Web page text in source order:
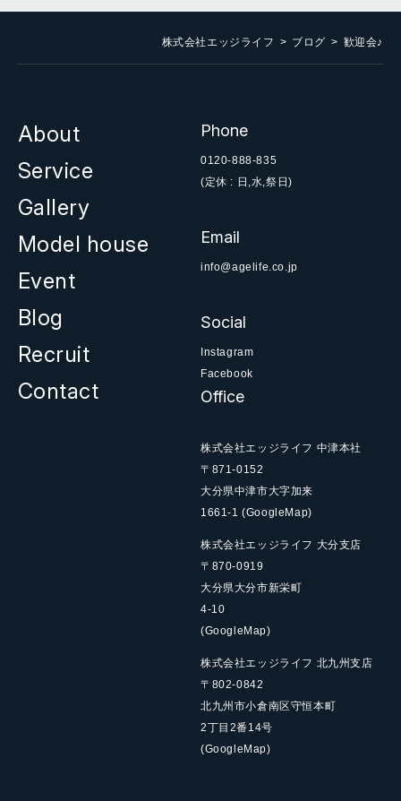
株式会社エッジライフ ブログ 歓迎会♪
About
Service
Gallery
Model house
Event
Blog
Recruit
Contact
Phone
0120-888-835
(定休 : 日,水,祭日)
Email
info@agelife.co.jp
Social
Instagram
Facebook
Office
株式会社エッジライフ 中津本社
〒871-0152
大分県中津市大字加来
1661-1(GoogleMap)
株式会社エッジライフ 大分支店
〒870-0919
大分県大分市新栄町
4-10
(GoogleMap)
株式会社エッジライフ 北九州支店
〒802-0842
北九州市小倉南区守恒本町
2丁目2番14号
(GoogleMap)